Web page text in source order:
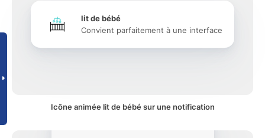
lit de bébé
Convient parfaitement à une interface
Icône animée lit de bébé sur une notification